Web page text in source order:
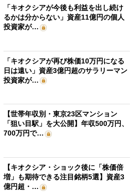
「キオクシアが今後も利益を出し続け
るかは分からない」資産11億円の個人
投資家が…
「キオクシアが再び株価10万円になる
日は遠い」資産3億円超のサラリーマン
投資家が…
【世帯年収別・東京23区マンション
「狙い目駅」を大公開】年収500万円、
700万円で…
【キオクシア・ショック後に「株価倍
増」も期待できる注目銘柄5選】資産3
億円超・…